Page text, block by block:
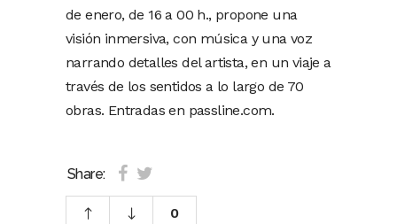
de enero, de 16 a 00 h., propone una
visión inmersiva, con música y una voz
narrando detalles del artista, en un viaje a
través de los sentidos a lo largo de 70
obras. Entradas en passline.com.
Share:
0